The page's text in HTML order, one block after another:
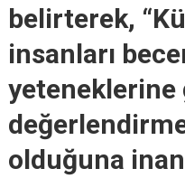
belirterek,
insanları
yeteneklerine
olduğuna